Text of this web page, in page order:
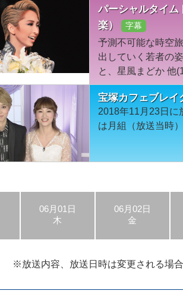
パーシャルタイ
楽）
字幕
予測不可能な時空
出していく若者の
と、星風まどか 他
宝塚カフェブレイ
2018年11月23日に
は月組（放送当時
06月01日
木
06月02日
金
※放送内容、放送日時は変更される場